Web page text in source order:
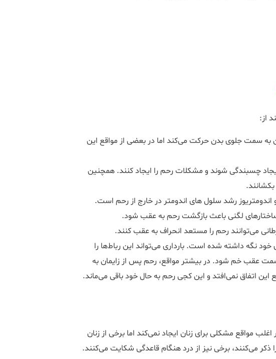
از:
به سمت جلوی بدن حرکت می‌کند اما در بعضی از مواقع این
چسبندگیشوند و مشکلات رحم را ایجاد کنند. همچنین
اندومتریوزرشد سلول های اندومتر در خارج از رحم است.
ساختارهای لگنی باعث بازگشت رحم به عقب شود.
می‌توانند رحم را مستعد انحراف به عقب کنند.
خود نگه داشته شده است. بارداری می‌تواند این رباط‌ها را
عقب خم شود. در بیشتر مواقع، رحم پس از زایمان به
این اتفاق نمی‌افتد و این کجی رحم به حال خود باقی می‌ماند.
مواقع مشکلی برای زنان ایجاد نمی‌کند اما برخی از زنان
ذکر می‌کنند، برخی نیز از درد هنگام قاعدگی شکایت می‌کنند.